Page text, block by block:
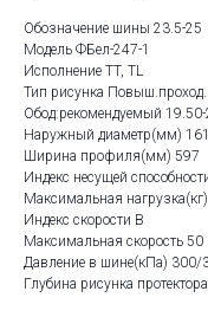
Обозначение шины 23.5-25
Модель ФБел-247-1
Исполнение TT, TL
Тип рисунка Повыш.проход.
Обод:рекомендуемый
Наружный диаметр(мм)
Ширина профиля(мм) 597
Индекс несущей
Максимальная
Индекс скорости В
Максимальная скорость 50
Давление в шине(кПа) 300/
Глубина рисунка